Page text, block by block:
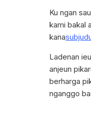
Ku ngan
kami bakal
kana
Ladenan
anjeun
berharga
nganggo